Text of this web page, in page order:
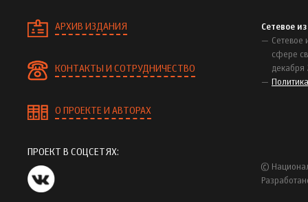
АРХИВ ИЗДАНИЯ
КОНТАКТЫ И СОТРУДНИЧЕСТВО
О ПРОЕКТЕ И АВТОРАХ
Сетевое
Сетевое
сфере
декабря
ПРОЕКТ В СОЦСЕТЯХ:
©